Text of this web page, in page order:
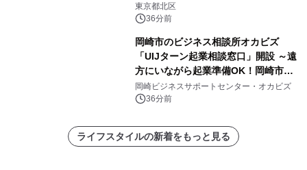
東京都北区
36分前
岡崎市のビジネス相談所オカビズ
「UIJターン起業相談窓口」開設 ～遠
方にいながら起業準備OK！岡崎市を
挑戦者があつまるまちに～
岡崎ビジネスサポートセンター・オカビズ
36分前
ライフスタイルの新着をもっと見る